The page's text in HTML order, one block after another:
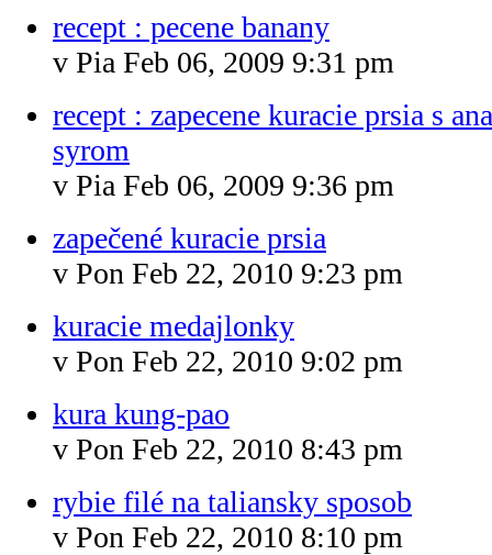
recept : pecene banany
v Pia Feb 06, 2009 9:31 pm
recept : zapecene kuracie prsia s
syrom
v Pia Feb 06, 2009 9:36 pm
zapečené kuracie prsia
v Pon Feb 22, 2010 9:23 pm
kuracie medajlonky
v Pon Feb 22, 2010 9:02 pm
kura kung-pao
v Pon Feb 22, 2010 8:43 pm
rybie filé na taliansky sposob
v Pon Feb 22, 2010 8:10 pm